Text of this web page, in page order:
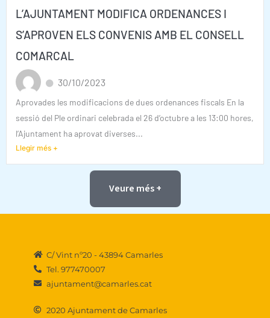
L’AJUNTAMENT MODIFICA ORDENANCES I
S’APROVEN ELS CONVENIS AMB EL CONSELL
COMARCAL
30/10/2023
Aprovades les modificacions de dues ordenances fiscals En la
sessió del Ple ordinari celebrada el 26 d’octubre a les 13:00 hores,
l’Ajuntament ha aprovat diverses...
Llegir més +
Veure més +
C/ Vint nº20 - 43894 Camarles
Tel. 977470007
ajuntament@camarles.cat
2020 Ajuntament de Camarles